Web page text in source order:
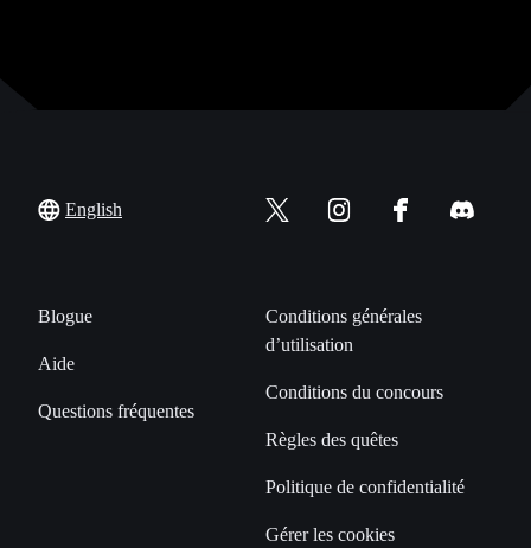
English
Blogue
Aide
Questions fréquentes
Conditions générales
d’utilisation
Conditions du concours
Règles des quêtes
Politique de confidentialité
Gérer les cookies